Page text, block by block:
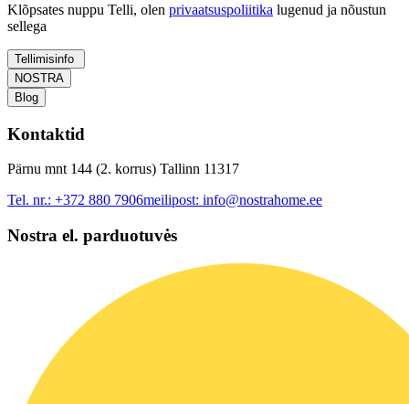
Klõpsates nuppu Telli, olen privaatsuspoliitika lugenud ja nõustun
sellega
Tellimisinfo
NOSTRA
Blog
Kontaktid
Pärnu mnt 144 (2. korrus) Tallinn 11317
Tel. nr.: +372 880 7906meilipost: info@nostrahome.ee
Nostra el. parduotuvės